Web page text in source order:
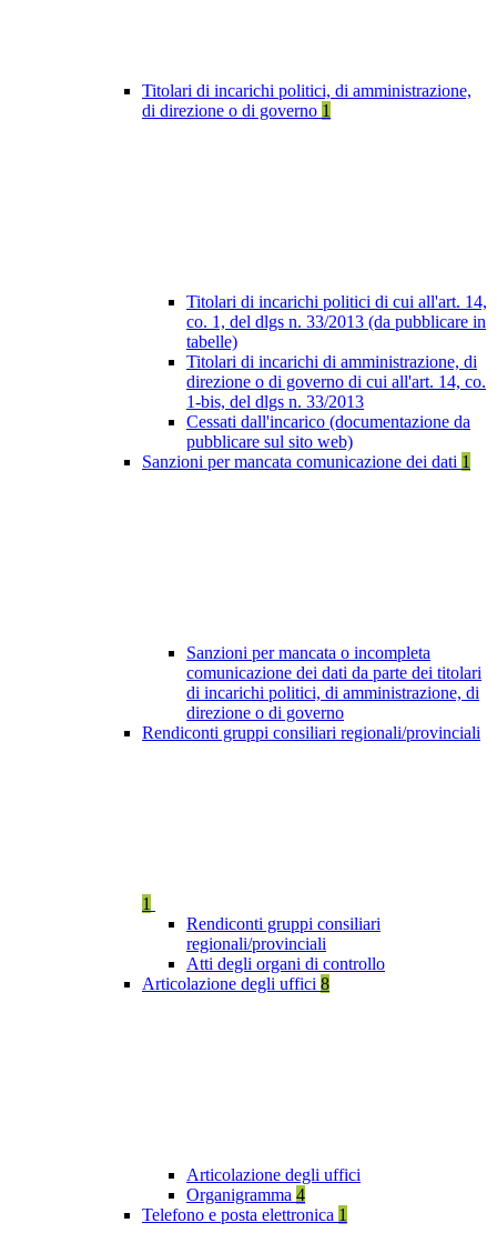
Titolari di incarichi politici, di amministrazione,
di direzione o di governo 1
Titolari di incarichi politici di cui all'art. 14,
co. 1, del dlgs n. 33/2013 (da pubblicare in
tabelle)
Titolari di incarichi di amministrazione, di
direzione o di governo di cui all'art. 14, co.
1-bis, del dlgs n. 33/2013
Cessati dall'incarico (documentazione da
pubblicare sul sito web)
Sanzioni per mancata comunicazione dei dati 1
Sanzioni per mancata o incompleta
comunicazione dei dati da parte dei titolari
di incarichi politici, di amministrazione, di
direzione o di governo
Rendiconti gruppi consiliari regionali/provinciali
1
Rendiconti gruppi consiliari
regionali/provinciali
Atti degli organi di controllo
Articolazione degli uffici 8
Articolazione degli uffici
Organigramma 4
Telefono e posta elettronica 1